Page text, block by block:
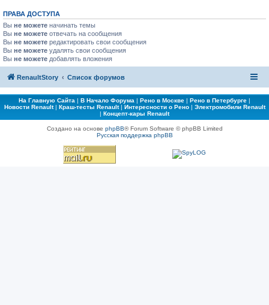
ПРАВА ДОСТУПА
Вы не можете начинать темы
Вы не можете отвечать на сообщения
Вы не можете редактировать свои сообщения
Вы не можете удалять свои сообщения
Вы не можете добавлять вложения
RenaultStory Список форумов
На Главную Сайта | В Начало Форума | Рено в Москве | Рено в Петербурге |
Новости Renault| Краш-тесты Renault| Интересности о Рено| Электромобили Renault
| Концепт-кары Renault
Создано на основе phpBB® Forum Software © phpBB Limited
Русская поддержка phpBB